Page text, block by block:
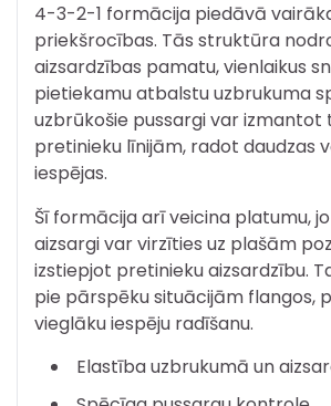
4-3-2-1 formācija piedāvā
priekšrocības. Tās struktūra
aizsardzības pamatu, vienlaikus
pietiekamu atbalstu uzbrukuma
uzbrūkošie pussargi var
pretinieku līnijām, radot daudzas
iespējas.
Šī formācija arī veicina platumu,
aizsargi var virzīties uz plašām
izstiepjot pretinieku aizsardzību.
pie pārspēku situācijām flangos,
vieglāku iespēju radīšanu.
Elastība uzbrukumā un